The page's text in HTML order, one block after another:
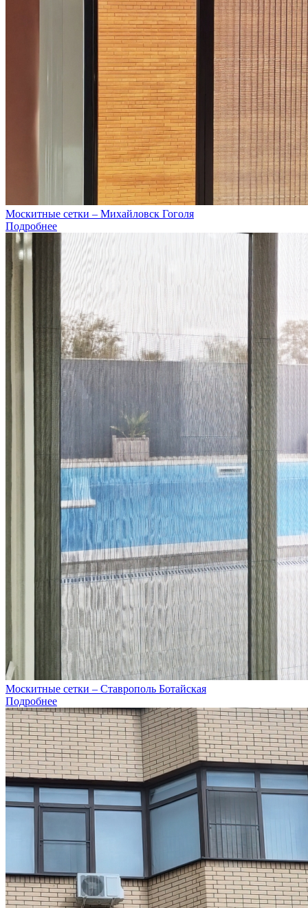
Москитные сетки – Михайловск Гоголя
Подробнее
Москитные сетки – Ставрополь Ботайская
Подробнее